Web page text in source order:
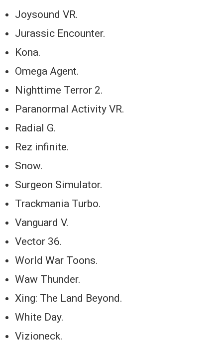
Joysound VR.
Jurassic Encounter.
Kona.
Omega Agent.
Nighttime Terror 2.
Paranormal Activity VR.
Radial G.
Rez infinite.
Snow.
Surgeon Simulator.
Trackmania Turbo.
Vanguard V.
Vector 36.
World War Toons.
Waw Thunder.
Xing: The Land Beyond.
White Day.
Vizioneck.